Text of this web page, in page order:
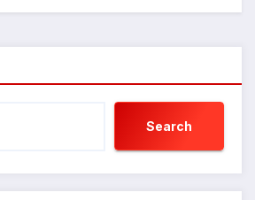
Search